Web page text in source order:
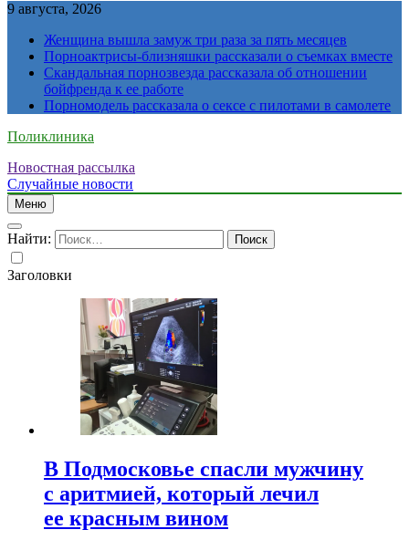
9 августа, 2026
Женщина вышла замуж три раза за пять месяцев
Порноактрисы-близняшки рассказали о съемках вместе
Скандальная порнозвезда рассказала об отношении
бойфренда к ее работе
Порномодель рассказала о сексе с пилотами в самолете
Поликлиника
Новостная рассылка
Случайные новости
Меню
Найти:
Заголовки
В Подмосковье спасли мужчину
с аритмией, который лечил
ее красным вином